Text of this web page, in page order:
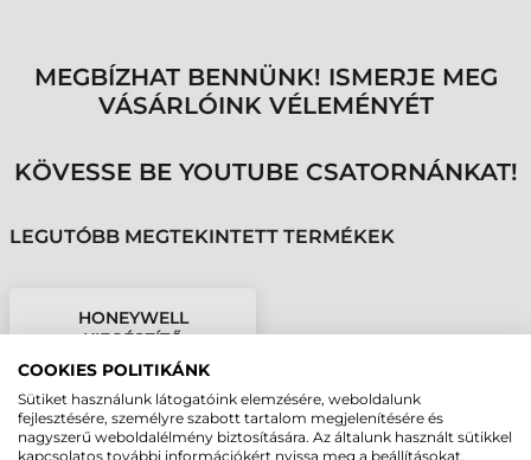
MEGBÍZHAT BENNÜNK! ISMERJE MEG
VÁSÁRLÓINK VÉLEMÉNYÉT
KÖVESSE BE YOUTUBE CSATORNÁNKAT!
LEGUTÓBB MEGTEKINTETT TERMÉKEK
HONEYWELL
KIEGÉSZÍTŐ
TÁPEGYSÉG, HF81X
COOKIES POLITIKÁNK
Sütiket használunk látogatóink elemzésére, weboldalunk
fejlesztésére, személyre szabott tartalom megjelenítésére és
nagyszerű weboldalélmény biztosítására. Az általunk használt sütikkel
kapcsolatos további információkért nyissa meg a beállításokat.